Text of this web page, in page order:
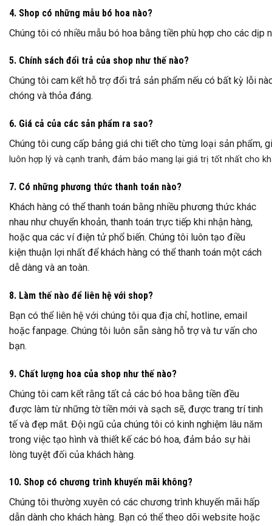
4. Shop có những mẫu bó hoa nào?
Chúng tôi có nhiều mẫu bó hoa bằng tiền phù hợp cho các
5. Chính sách đổi trả của shop như thế nào?
Chúng tôi cam kết hỗ trợ đổi trả sản phẩm nếu có bất kỳ lỗi
chóng và thỏa đáng.
6. Giá cả của các sản phẩm ra sao?
Chúng tôi cung cấp bảng giá chi tiết cho từng loại sản phẩm,
luôn hợp lý và cạnh tranh, đảm bảo mang lại giá trị tốt nhất cho
7. Có những phương thức thanh toán nào?
Khách hàng có thể thanh toán bằng nhiều phương thức khác
nhau như chuyển khoản, thanh toán trực tiếp khi nhận hàng,
hoặc qua các ví điện tử phổ biến. Chúng tôi luôn tạo điều
kiện thuận lợi nhất để khách hàng có thể thanh toán một cách
dễ dàng và an toàn.
8. Làm thế nào để liên hệ với shop?
Bạn có thể liên hệ với chúng tôi qua địa chỉ, hotline, email
hoặc fanpage. Chúng tôi luôn sẵn sàng hỗ trợ và tư vấn cho
bạn.
9. Chất lượng hoa của shop như thế nào?
Chúng tôi cam kết rằng tất cả các bó hoa bằng tiền đều
được làm từ những tờ tiền mới và sạch sẽ, được trang trí tinh
tế và đẹp mắt. Đội ngũ của chúng tôi có kinh nghiệm lâu năm
trong việc tạo hình và thiết kế các bó hoa, đảm bảo sự hài
lòng tuyệt đối của khách hàng.
10. Shop có chương trình khuyến mãi không?
Chúng tôi thường xuyên có các chương trình khuyến mãi hấp
dẫn dành cho khách hàng. Bạn có thể theo dõi website hoặc